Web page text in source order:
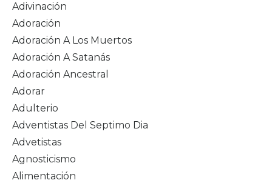
Adivinación
Adoración
Adoración A Los Muertos
Adoración A Satanás
Adoración Ancestral
Adorar
Adulterio
Adventistas Del Septimo Dia
Advetistas
Agnosticismo
Alimentación